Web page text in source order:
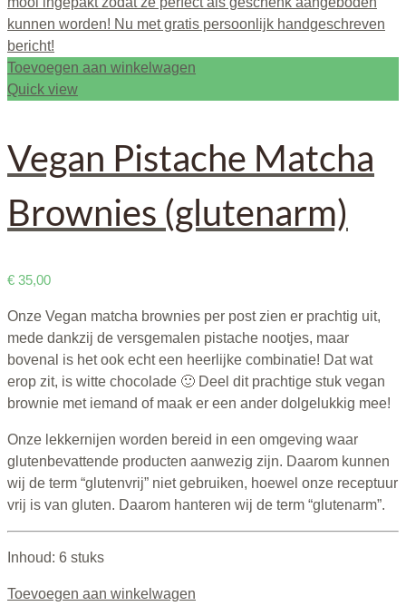
Toevoegen aan winkelwagen
Quick view
Vegan Pistache Matcha
Brownies (glutenarm)
€ 35,00
Onze Vegan matcha brownies per post zien er prachtig uit,
mede dankzij de versgemalen pistache nootjes, maar
bovenal is het ook echt een heerlijke combinatie! Dat wat
erop zit, is witte chocolade 🙂 Deel dit prachtige stuk vegan
brownie met iemand of maak er een ander dolgelukkig mee!
Onze lekkernijen worden bereid in een omgeving waar
glutenbevattende producten aanwezig zijn. Daarom kunnen
wij de term “glutenvrij” niet gebruiken, hoewel onze receptuur
vrij is van gluten. Daarom hanteren wij de term “glutenarm”.
Inhoud: 6 stuks
Toevoegen aan winkelwagen